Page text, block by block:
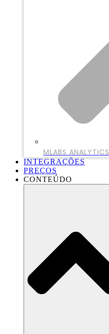
MLABS ANALYTICS
INTEGRAÇÕES
PREÇOS
CONTEÚDO